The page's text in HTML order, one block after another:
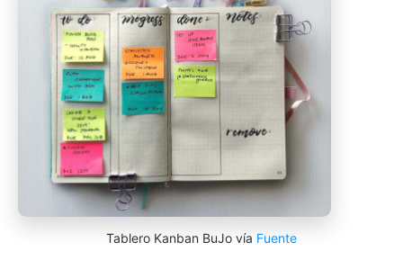
Tablero Kanban BuJo vía Fuente